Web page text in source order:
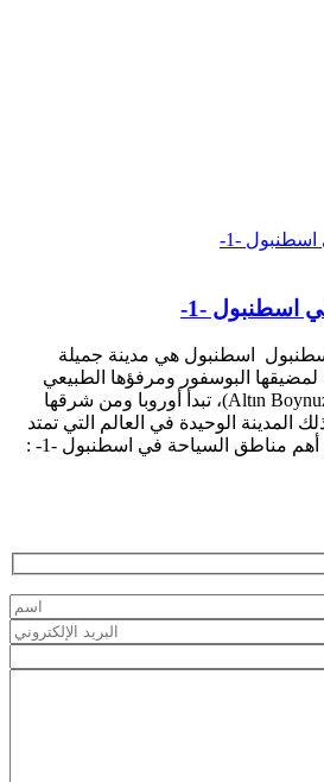
اسطنبول -1-
اسطنبول هي مدينة جميلة
لمضيقها البوسفور ومرفؤها الطبيعي
“القرن الذهبي” (Haliç أو Altın Boynuz)، تبدأ أوروبا ومن شرقها
المدينة الوحيدة في العالم التي تمتد
على قارتين . لنتعرف على أهم مناطق السياحة في اسطنبول -1- :